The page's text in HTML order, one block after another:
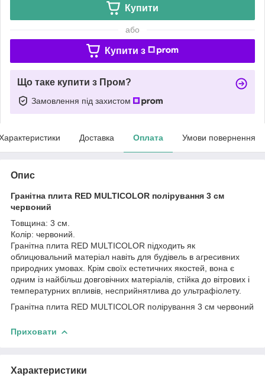
Купити
або
Купити з
Що таке купити з Пром?
Замовлення під захистом
Доставка Оплата Умови повернення
Опис
Гранітна плита RED MULTICOLOR полірування 3 см
червоний
Товщина: 3 см.
Колір: червоний.
Гранітна плита RED MULTICOLOR підходить як
облицювальний матеріал навіть для будівель в агресивних
природних умовах. Крім своїх естетичних якостей, вона є
одним із найбільш довговічних матеріалів, стійка до вітрових і
температурних впливів, несприйнятлива до ультрафіолету.
Гранітна плита RED MULTICOLOR полірування 3 см червоний
Приховати
Характеристики